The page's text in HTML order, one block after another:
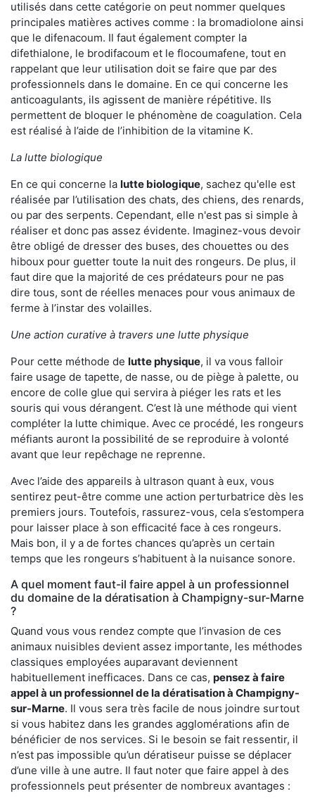
utilisés dans cette catégorie on peut nommer quelques
principales matières actives comme : la bromadiolone ainsi
que le difenacoum. Il faut également compter la
difethialone, le brodifacoum et le flocoumafene, tout en
rappelant que leur utilisation doit se faire que par des
professionnels dans le domaine. En ce qui concerne les
anticoagulants, ils agissent de manière répétitive. Ils
permettent de bloquer le phénomène de coagulation. Cela
est réalisé à l’aide de l’inhibition de la vitamine K.
La lutte biologique
En ce qui concerne la lutte biologique, sachez qu'elle est
réalisée par l’utilisation des chats, des chiens, des renards,
ou par des serpents. Cependant, elle n'est pas si simple à
réaliser et donc pas assez évidente. Imaginez-vous devoir
être obligé de dresser des buses, des chouettes ou des
hiboux pour guetter toute la nuit des rongeurs. De plus, il
faut dire que la majorité de ces prédateurs pour ne pas
dire tous, sont de réelles menaces pour vous animaux de
ferme à l’instar des volailles.
Une action curative à travers une lutte physique
Pour cette méthode de lutte physique, il va vous falloir
faire usage de tapette, de nasse, ou de piège à palette, ou
encore de colle glue qui servira à piéger les rats et les
souris qui vous dérangent. C’est là une méthode qui vient
compléter la lutte chimique. Avec ce procédé, les rongeurs
méfiants auront la possibilité de se reproduire à volonté
avant que leur repêchage ne reprenne.
Avec l’aide des appareils à ultrason quant à eux, vous
sentirez peut-être comme une action perturbatrice dès les
premiers jours. Toutefois, rassurez-vous, cela s’estompera
pour laisser place à son efficacité face à ces rongeurs.
Mais bon, il y a de fortes chances qu’après un certain
temps que les rongeurs s’habituent à la nuisance sonore.
A quel moment faut-il faire appel à un professionnel
du domaine de la dératisation à Champigny-sur-Marne
?
Quand vous vous rendez compte que l’invasion de ces
animaux nuisibles devient assez importante, les méthodes
classiques employées auparavant deviennent
habituellement inefficaces. Dans ce cas, pensez à faire
appel à un professionnel de la dératisation à Champigny-
sur-Marne. Il vous sera très facile de nous joindre surtout
si vous habitez dans les grandes agglomérations afin de
bénéficier de nos services. Si le besoin se fait ressentir, il
n’est pas impossible qu’un dératiseur puisse se déplacer
d’une ville à une autre. Il faut noter que faire appel à des
professionnels peut présenter de nombreux avantages :